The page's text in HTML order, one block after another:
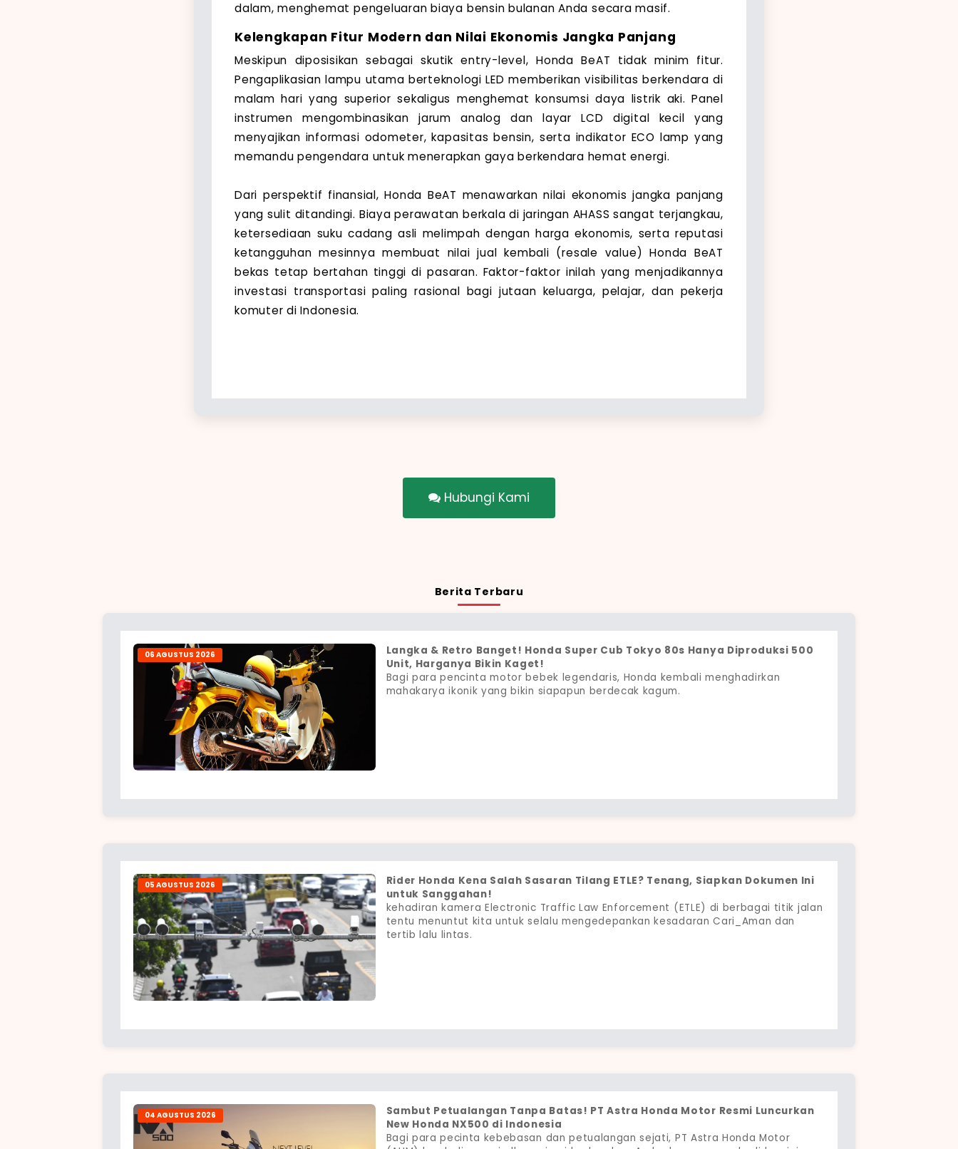
dalam, menghemat pengeluaran biaya bensin bulanan Anda secara masif.
Kelengkapan Fitur Modern dan Nilai Ekonomis Jangka Panjang
Meskipun diposisikan sebagai skutik entry-level, Honda BeAT tidak minim fitur.
Pengaplikasian lampu utama berteknologi LED memberikan visibilitas berkendara di
malam hari yang superior sekaligus menghemat konsumsi daya listrik aki. Panel
instrumen mengombinasikan jarum analog dan layar LCD digital kecil yang
menyajikan informasi odometer, kapasitas bensin, serta indikator ECO lamp yang
memandu pengendara untuk menerapkan gaya berkendara hemat energi.
Dari perspektif finansial, Honda BeAT menawarkan nilai ekonomis jangka panjang
yang sulit ditandingi. Biaya perawatan berkala di jaringan AHASS sangat terjangkau,
ketersediaan suku cadang asli melimpah dengan harga ekonomis, serta reputasi
ketangguhan mesinnya membuat nilai jual kembali (resale value) Honda BeAT
bekas tetap bertahan tinggi di pasaran. Faktor-faktor inilah yang menjadikannya
investasi transportasi paling rasional bagi jutaan keluarga, pelajar, dan pekerja
komuter di Indonesia.
Hubungi Kami
Berita Terbaru
06 AGUSTUS 2026
Langka & Retro Banget! Honda Super Cub Tokyo 80s Hanya Diproduksi 500
Unit, Harganya Bikin Kaget!
Bagi para pencinta motor bebek legendaris, Honda kembali menghadirkan
mahakarya ikonik yang bikin siapapun berdecak kagum.
05 AGUSTUS 2026
Rider Honda Kena Salah Sasaran Tilang ETLE? Tenang, Siapkan Dokumen Ini
untuk Sanggahan!
kehadiran kamera Electronic Traffic Law Enforcement (ETLE) di berbagai titik jalan
tentu menuntut kita untuk selalu mengedepankan kesadaran Cari_Aman dan
tertib lalu lintas.
04 AGUSTUS 2026
Sambut Petualangan Tanpa Batas! PT Astra Honda Motor Resmi Luncurkan
New Honda NX500 di Indonesia
Bagi para pecinta kebebasan dan petualangan sejati, PT Astra Honda Motor